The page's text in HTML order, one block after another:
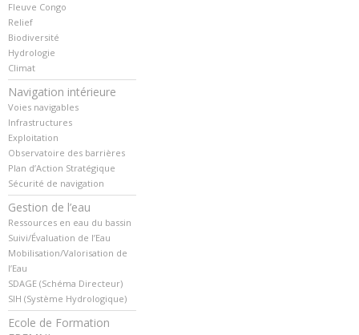
Fleuve Congo
Relief
Biodiversité
Hydrologie
Climat
Navigation intérieure
Voies navigables
Infrastructures
Exploitation
Observatoire des barrières
Plan d’Action Stratégique
Sécurité de navigation
Gestion de l’eau
Ressources en eau du bassin
Suivi/Évaluation de l’Eau
Mobilisation/Valorisation de
l’Eau
SDAGE (Schéma Directeur)
SIH (Système Hydrologique)
Ecole de Formation